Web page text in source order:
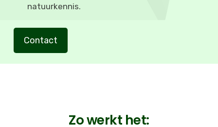
natuurkennis.
Contact
Zo werkt het: